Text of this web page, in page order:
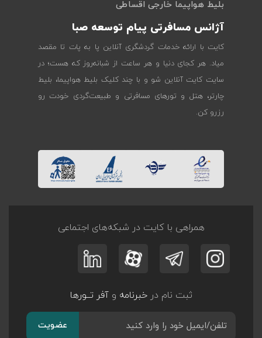
بلیط هواپیما خارجی اقساطی
آژانس مسافرتی پیام توسعه صبا
کایت با ارائه خدمات گردشگری آنلاین پا به پات تا مقصد
میاد. هر کجای دنیا و هر ساعت از شبانه‌روز که هست؛ در
سایت کایت آنلاین شو و با چند کلیک بلیط هواپیما، بلیط
چارتر، هتل و تورهای مسافرتی و طبیعت‌گردی خودت رو
رزرو کن.
همراهی با کایت در شبکه‌های اجتماعی
ثبت نام درخبرنامه وآفر تــورها
عضویت